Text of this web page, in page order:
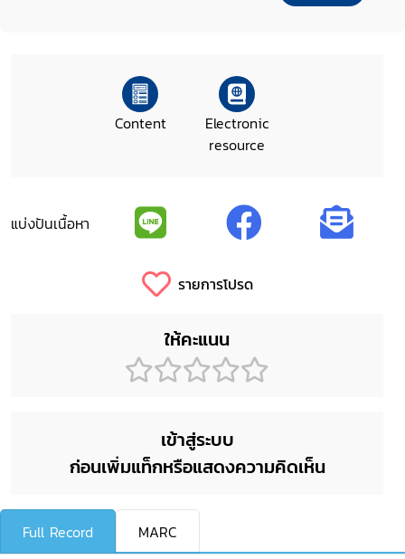
Content
Electronic
resource
แบ่งปันเนื้อหา
รายการโปรด
ให้คะแนน
เข้าสู่ระบบ
ก่อนเพิ่มแท็กหรือแสดงความคิดเห็น
Full Record MARC